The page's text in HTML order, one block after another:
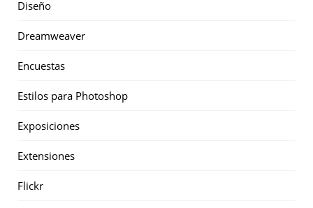
Diseño
Dreamweaver
Encuestas
Estilos para Photoshop
Exposiciones
Extensiones
Flickr